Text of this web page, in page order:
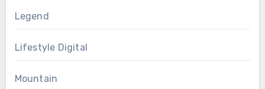
Legend
Lifestyle Digital
Mountain